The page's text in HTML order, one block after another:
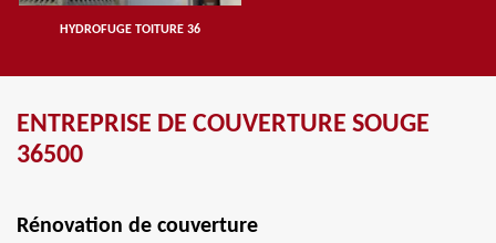
HYDROFUGE TOITURE 36
ENTREPRISE DE COUVERTURE SOUGE
36500
Rénovation de couverture